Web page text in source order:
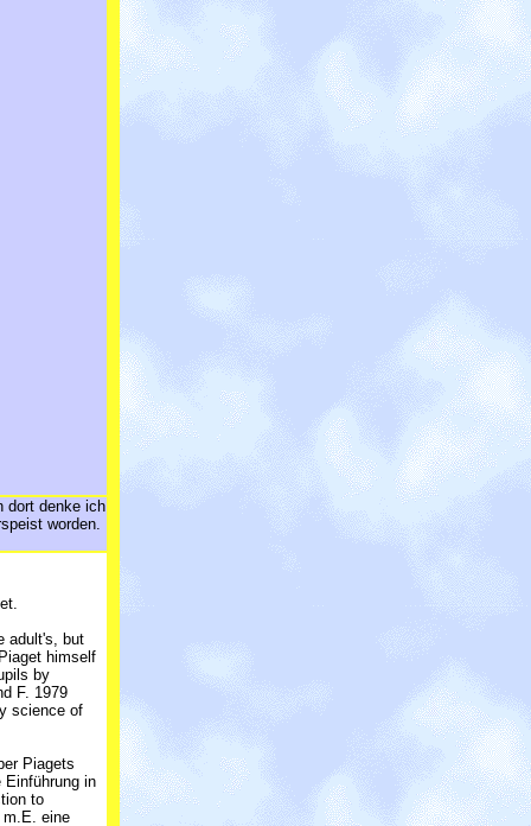
dort denke ich
worden.
adult's, but
himself
by
F. 1979
science of
Piagets
Einführung in
to
m.E. eine